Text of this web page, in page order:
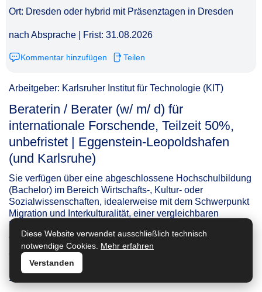
Ort: Dresden oder hybrid mit Präsenztagen in Dresden
nach Absprache | Frist: 31.08.2026
Kommentar hinzufügen Teilen
Arbeitgeber: Karlsruher Institut für Technologie (KIT)
Beraterin / Berater (w/ m/ d) für
internationale Forschende, Teilzeit 50%,
unbefristet | Eggenstein-Leopoldshafen
(und Karlsruhe)​‌‌‌‌​‌​‌‌‌‌​‌‌​​​‌
Sie verfügen über eine abgeschlossene Hochschulbildung
(Bachelor) im Bereich Wirtschafts-, Kultur- oder
Sozialwissenschaften, idealerweise mit dem Schwerpunkt
Migration und Interkulturalität, einer vergleichbaren
Fachrichtung oder nachweisbare Kenntnisse auf
entsprechendem Niveau.
Ort: Eggenstein-Leopoldshafen (und Karlsruhe) | Frist:
18.08.2026
Diese Website verwendet ausschließlich technisch
notwendige Cookies. Mehr erfahren
Verstanden